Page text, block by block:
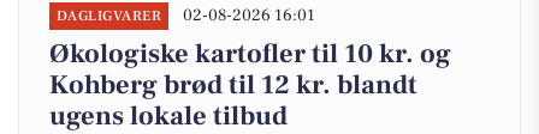
DAGLIGVARER 02-08-2026 16:01
Økologiske kartofler til 10 kr. og
Kohberg brød til 12 kr. blandt
ugens lokale tilbud